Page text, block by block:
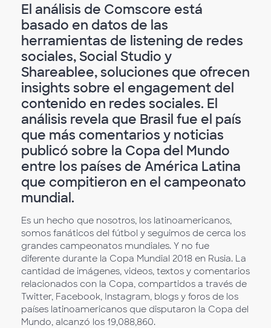
El análisis de Comscore está
basado en datos de las
herramientas de listening de redes
sociales, Social Studio y
Shareablee, soluciones que ofrecen
insights sobre el engagement del
contenido en redes sociales. El
análisis revela que Brasil fue el país
que más comentarios y noticias
publicó sobre la Copa del Mundo
entre los países de América Latina
que compitieron en el campeonato
mundial.
Es un hecho que nosotros, los latinoamericanos,
somos fanáticos del fútbol y seguimos de cerca los
grandes campeonatos mundiales. Y no fue
diferente durante la Copa Mundial 2018 en Rusia. La
cantidad de imágenes, videos, textos y comentarios
relacionados con la Copa, compartidos a través de
Twitter, Facebook, Instagram, blogs y foros de los
países latinoamericanos que disputaron la Copa del
Mundo, alcanzó los 19,088,860.